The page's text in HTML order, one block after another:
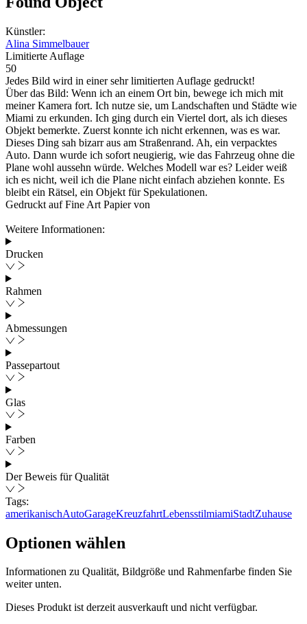
Künstler:
Alina Simmelbauer
Limitierte Auflage
50
Jedes Bild wird in einer sehr limitierten Auflage gedruckt!
Über das Bild: Wenn ich an einem Ort bin, bewege ich mich mit
meiner Kamera fort. Ich nutze sie, um Landschaften und Städte wie
Miami zu erkunden. Ich ging durch ein Viertel dort, als ich dieses
Objekt bemerkte. Zuerst konnte ich nicht erkennen, was es war.
Dieses Ding sah bizarr aus am Straßenrand. Ah, ein verpacktes
Auto. Dann wurde ich sofort neugierig, wie das Fahrzeug ohne die
Plane wohl aussehn würde. Welches Modell war es? Leider weiß
ich es nicht, weil ich die Plane nicht einfach abziehen konnte. Es
bleibt ein Rätsel, ein Objekt für Spekulationen.
Gedruckt auf Fine Art Papier von
Weitere Informationen:
Drucken
Rahmen
Abmessungen
Passepartout
Glas
Farben
Der Beweis für Qualität
Tags:
amerikanischAutoGarageKreuzfahrtLebensstilmiamiStadtZuhause
Optionen wählen
Informationen zu Qualität, Bildgröße und Rahmenfarbe finden Sie
weiter unten.
Dieses Produkt ist derzeit ausverkauft und nicht verfügbar.